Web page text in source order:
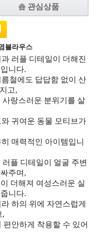
관심상품
블라우스
러플 디테일이 더해진
니다.
철에도 답답함 없이 산
고,
랑스러운 분위기를 살
귀여운 동물 모티브가
매력적인 아이템입니
플 디테일이 얼굴 주변
주며,
더해져 여성스러운 실
니다.
하의 위에 자연스럽게
,
안하게 착용할 수 있어